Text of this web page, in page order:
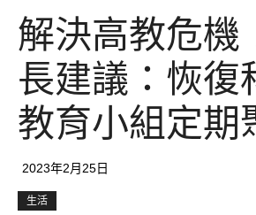
解決高教危機
長建議：恢復
教育小組定期
2023年2月25日
生活